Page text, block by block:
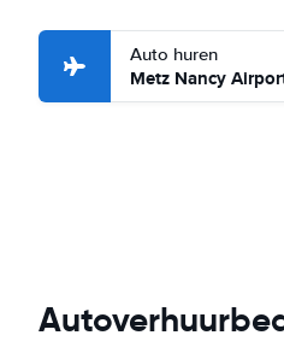
Auto huren
Metz Nancy